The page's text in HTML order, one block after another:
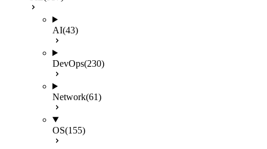
AI(43)
DevOps(230)
Network(61)
OS(155)